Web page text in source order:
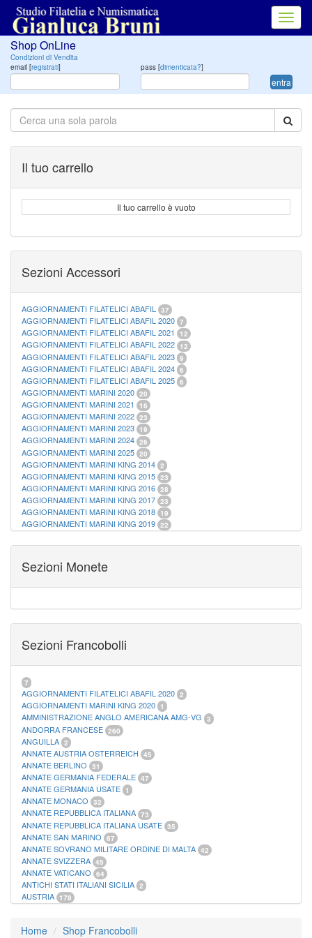
Shop OnLine
Condizioni di Vendita
email [registrati] pass [dimenticata?]
entra
Il tuo carrello
Il tuo carrello è vuoto
Sezioni Accessori
AGGIORNAMENTI FILATELICI ABAFIL 37
AGGIORNAMENTI FILATELICI ABAFIL 2020 7
AGGIORNAMENTI FILATELICI ABAFIL 2021 12
AGGIORNAMENTI FILATELICI ABAFIL 2022 12
AGGIORNAMENTI FILATELICI ABAFIL 2023 9
AGGIORNAMENTI FILATELICI ABAFIL 2024 6
AGGIORNAMENTI FILATELICI ABAFIL 2025 6
AGGIORNAMENTI MARINI 2020 20
AGGIORNAMENTI MARINI 2021 16
AGGIORNAMENTI MARINI 2022 23
AGGIORNAMENTI MARINI 2023 19
AGGIORNAMENTI MARINI 2024 26
AGGIORNAMENTI MARINI 2025 20
AGGIORNAMENTI MARINI KING 2014 2
AGGIORNAMENTI MARINI KING 2015 23
AGGIORNAMENTI MARINI KING 2016 28
AGGIORNAMENTI MARINI KING 2017 23
AGGIORNAMENTI MARINI KING 2018 19
AGGIORNAMENTI MARINI KING 2019 22
ALBUM PER CARTAMONETA 1
CARTELLE FILATELICHE MARINI
21
FOGLI FILATELICI VATICANO 37
FOGLI MARINI PERIODI SEPARATI VATICANO
MATERIALE FILATELICO MARINI 33
RACCOGLITORI XL
Sezioni Monete
Sezioni Francobolli
7
AGGIORNAMENTI FILATELICI ABAFIL 2020 2
AGGIORNAMENTI MARINI KING 2020 1
AMMINISTRAZIONE ANGLO AMERICANA AMG-VG 3
ANDORRA FRANCESE 260
ANGUILLA 2
ANNATE AUSTRIA OSTERREICH 45
ANNATE BERLINO 31
ANNATE GERMANIA FEDERALE 47
ANNATE GERMANIA USATE 1
ANNATE MONACO 32
ANNATE REPUBBLICA ITALIANA 73
ANNATE REPUBBLICA ITALIANA USATE 35
ANNATE SAN MARINO 67
ANNATE SOVRANO MILITARE ORDINE DI MALTA 42
ANNATE SVIZZERA 45
ANNATE VATICANO 64
ANTICHI STATI ITALIANI SICILIA 2
AUSTRIA 178
CASTELROSSO 10
Home
Shop Francobolli